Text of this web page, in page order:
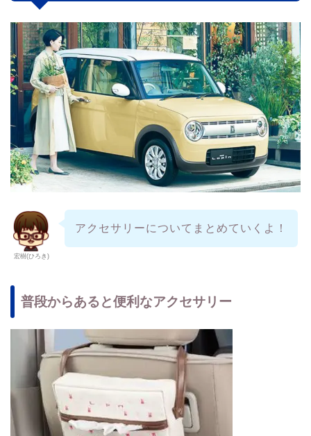
宏樹(ひろき)
アクセサリーについてまとめていくよ！
普段からあると便利なアクセサリー